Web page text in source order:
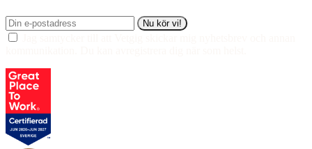
Nu kör vi!